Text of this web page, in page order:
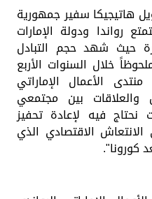
هاتيجيكا سفير جمهورية
رواندا ودولة الإمارات
حيث شهد حجم التبادل
خلال السنوات الأربع
الأعمال الإماراتي
والعلاقات بين مجتمعي
فيه لإعادة تحفيز
الانتعاش الاقتصادي الذي
كورونا".